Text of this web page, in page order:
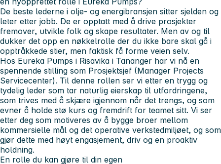
De beste lederne i olje- og energibransjen sitter sjelden og
leter etter jobb. De er opptatt med å drive prosjekter
fremover, utvikle folk og skape resultater. Men av og til
dukker det opp en nøkkelrolle der du ikke bare skal gå i
opptråkkede stier, men faktisk få forme veien selv.
Hos Eureka Pumps i Risavika i Tananger har vi nå en
spennende stilling som Prosjektsjef (Manager Projects
Servicecenter). Til denne rollen ser vi etter en trygg og
tydelig leder som tar naturlig eierskap til utfordringene,
som trives med å skjære igjennom når det trengs, og som
evner å holde stø kurs og fremdrift for teamet sitt. Vi ser
etter deg som motiveres av å bygge broer mellom
kommersielle mål og det operative verkstedmiljøet, og som
gjør dette med høyt engasjement, driv og en proaktiv
holdning.
En rolle du kan gjøre til din egen